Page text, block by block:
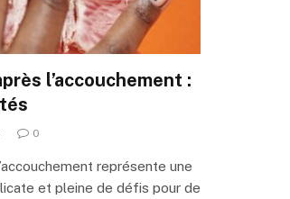
l’accouchement :
0
représente une
et pleine de défis pour de